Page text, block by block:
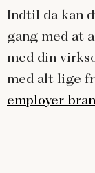
Indtil da kan
gang med at
med din
med alt lige
employer